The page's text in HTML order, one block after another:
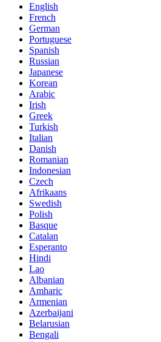
English
French
German
Portuguese
Spanish
Russian
Japanese
Korean
Arabic
Irish
Greek
Turkish
Italian
Danish
Romanian
Indonesian
Czech
Afrikaans
Swedish
Polish
Basque
Catalan
Esperanto
Hindi
Lao
Albanian
Amharic
Armenian
Azerbaijani
Belarusian
Bengali